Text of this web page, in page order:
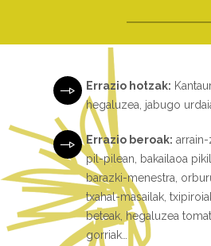
Errazio hotzak:
hegaluzea, jabugo
Errazio beroak:
pil-pilean, bakailaoa
barazki-menestra,
txahal-masailak,
beteak, hegaluzea
gorriak…